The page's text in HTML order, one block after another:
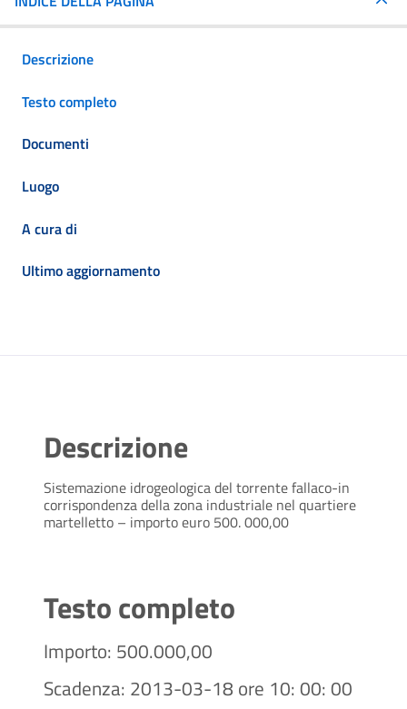
Descrizione
Testo completo
Documenti
Luogo
A cura di
Ultimo aggiornamento
Descrizione
Sistemazione idrogeologica del torrente fallaco-in
corrispondenza della zona industriale nel quartiere
martelletto – importo euro 500. 000,00
Testo completo
Importo: 500.000,00
Scadenza: 2013-03-18 ore 10: 00: 00